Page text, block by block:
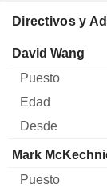
Directivos y
Director Puesto
David Wang
Mark